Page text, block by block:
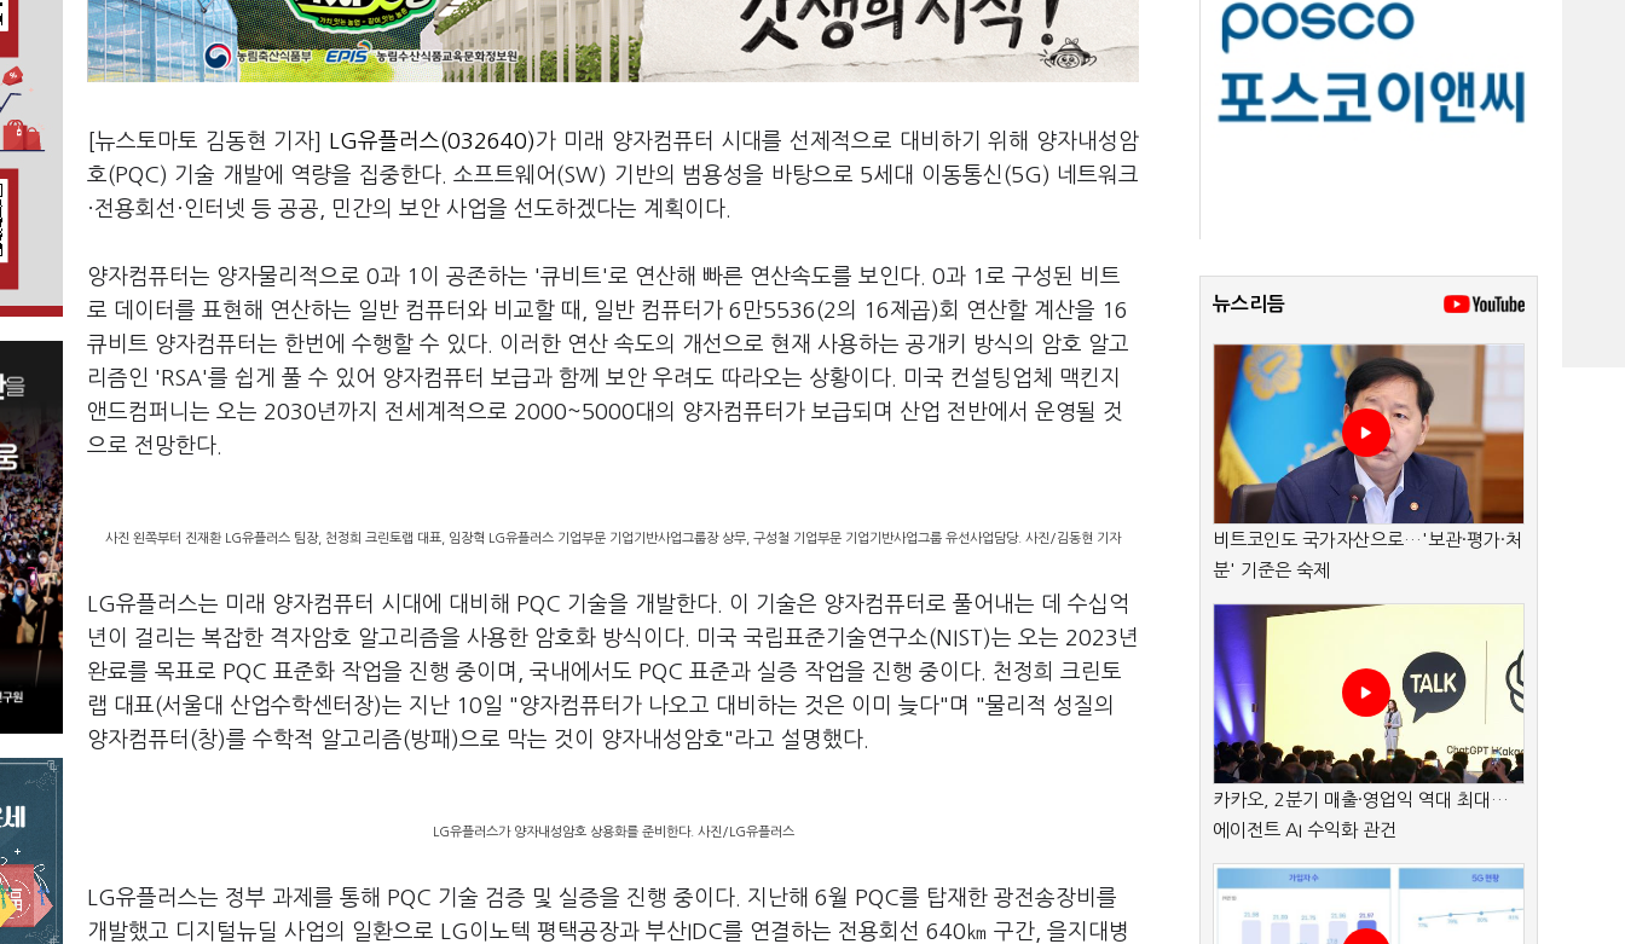
[뉴스토마토 김동현 기자] LG유플러스(032640)가 미래 양자컴퓨터 시대를 선제적으로 대비하기 위해 양자내성암
호(PQC) 기술 개발에 역량을 집중한다. 소프트웨어(SW) 기반의 범용성을 바탕으로 5세대 이동통신(5G) 네트워크
·전용회선·인터넷 등 공공, 민간의 보안 사업을 선도하겠다는 계획이다.
양자컴퓨터는 양자물리적으로 0과 1이 공존하는 '큐비트'로 연산해 빠른 연산속도를 보인다. 0과 1로 구성된 비트
로 데이터를 표현해 연산하는 일반 컴퓨터와 비교할 때, 일반 컴퓨터가 6만5536(2의 16제곱)회 연산할 계산을 16
큐비트 양자컴퓨터는 한번에 수행할 수 있다. 이러한 연산 속도의 개선으로 현재 사용하는 공개키 방식의 암호 알고
리즘인 'RSA'를 쉽게 풀 수 있어 양자컴퓨터 보급과 함께 보안 우려도 따라오는 상황이다. 미국 컨설팅업체 맥킨지
앤드컴퍼니는 오는 2030년까지 전세계적으로 2000~5000대의 양자컴퓨터가 보급되며 산업 전반에서 운영될 것
으로 전망한다.
사진 왼쪽부터 진재환 LG유플러스 팀장, 천정희 크린토랩 대표, 임장혁 LG유플러스 기업부문 기업기반사업그룹장 상무, 구성철 기업부문 기업기반사업그룹 유선사업담당. 사진/김동현 기자
LG유플러스는 미래 양자컴퓨터 시대에 대비해 PQC 기술을 개발한다. 이 기술은 양자컴퓨터로 풀어내는 데 수십억
년이 걸리는 복잡한 격자암호 알고리즘을 사용한 암호화 방식이다. 미국 국립표준기술연구소(NIST)는 오는 2023년
완료를 목표로 PQC 표준화 작업을 진행 중이며, 국내에서도 PQC 표준과 실증 작업을 진행 중이다. 천정희 크린토
랩 대표(서울대 산업수학센터장)는 지난 10일 "양자컴퓨터가 나오고 대비하는 것은 이미 늦다"며 "물리적 성질의
양자컴퓨터(창)를 수학적 알고리즘(방패)으로 막는 것이 양자내성암호"라고 설명했다.
LG유플러스가 양자내성암호 상용화를 준비한다. 사진/LG유플러스
LG유플러스는 정부 과제를 통해 PQC 기술 검증 및 실증을 진행 중이다. 지난해 6월 PQC를 탑재한 광전송장비를
개발했고 디지털뉴딜 사업의 일환으로 LG이노텍 평택공장과 부산IDC를 연결하는 전용회선 640㎞ 구간, 을지대병
뉴스리듬
비트코인도 국가자산으로…'보관·평가·처
분' 기준은 숙제
카카오, 2분기 매출·영업익 역대 최대…
에이전트 AI 수익화 관건